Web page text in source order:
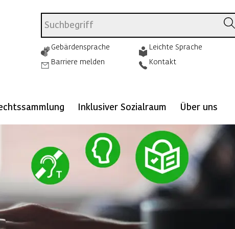
Gebärdensprache
Leichte Sprache
Barriere melden
Kontakt
Inklusiver Sozialraum Über uns